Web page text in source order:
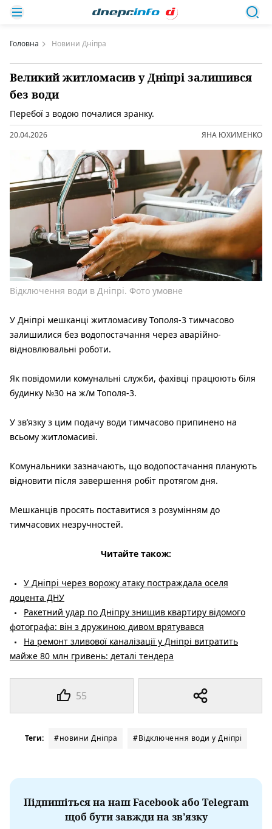
Головна Новини Дніпра
Великий житломасив у Дніпрі залишився
без води
Перебої з водою почалися зранку.
20.04.2026 ЯНА ЮХИМЕНКО
55
Відключення води в Дніпрі. Фото умовне
У Дніпрі мешканці житломасиву Тополя-3 тимчасово
залишилися без водопостачання через аварійно-
відновлювальні роботи.
Як повідомили комунальні служби, фахівці працюють біля
будинку №30 на ж/м Тополя-3.
У зв’язку з цим подачу води тимчасово припинено на
всьому житломасиві.
Комунальники зазначають, що водопостачання планують
відновити після завершення робіт протягом дня.
Мешканців просять поставитися з розумінням до
тимчасових незручностей.
Читайте також:
У Дніпрі через ворожу атаку постраждала оселя
доцента ДНУ
Ракетний удар по Дніпру знищив квартиру відомого
фотографа: він з дружиною дивом врятувався
На ремонт зливової каналізації у Дніпрі витратить
майже 80 млн гривень: деталі тендера
Теги: #новини Дніпра #Відключення води у Дніпрі
Підпишіться на наш Facebook або Telegram
щоб бути завжди на зв’язку